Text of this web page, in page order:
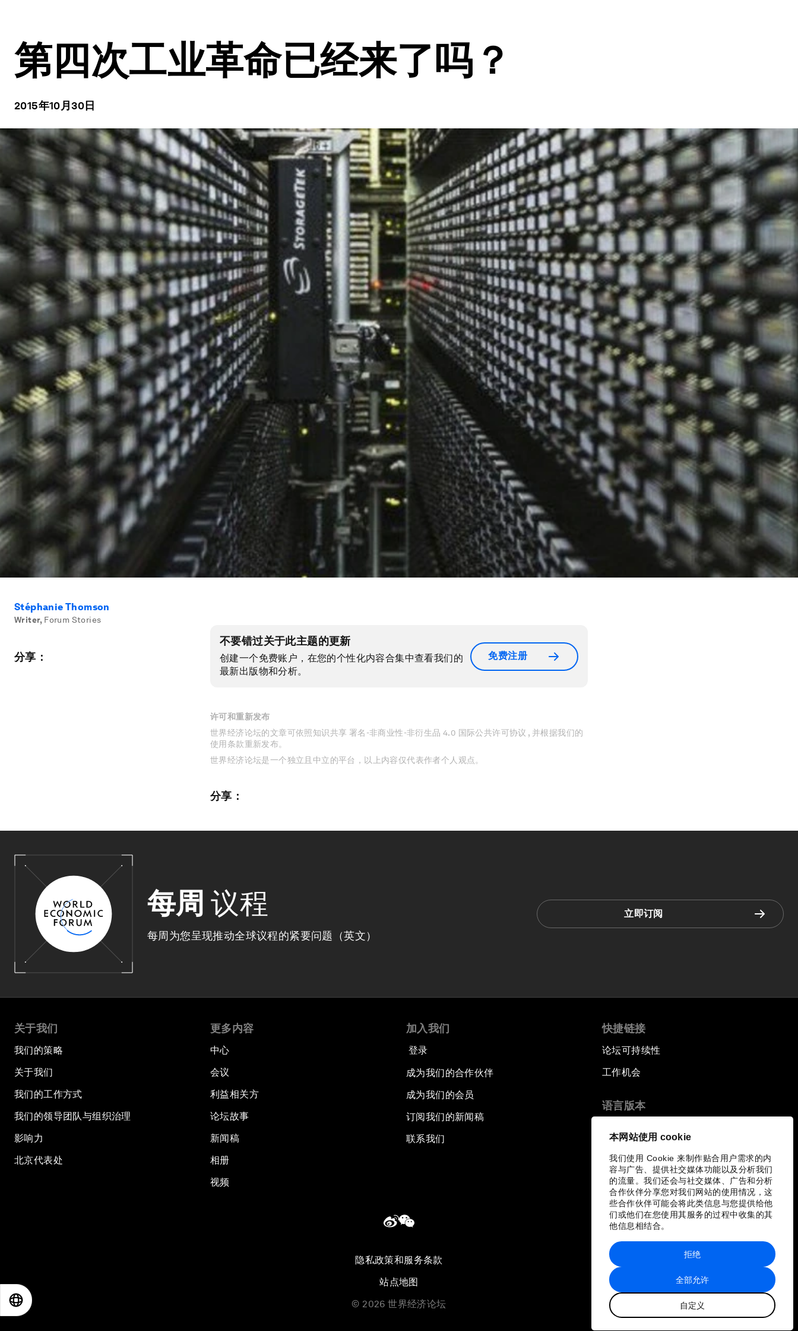
本网站使用 cookie
我们使用 Cookie 来制作贴合用户需求的内
容与广告、提供社交媒体功能以及分析我们
的流量。我们还会与社交媒体、广告和分析
合作伙伴分享您对我们网站的使用情况，这
些合作伙伴可能会将此类信息与您提供给他
们或他们在您使用其服务的过程中收集的其
他信息相结合。
全部允许
自定义
拒绝
第四次工业革命已经来了吗？
2015年10月30日
Stéphanie Thomson
Writer, Forum Stories
分享：
不要错过关于此主题的更新
创建一个免费账户，在您的个性化内容合集中查看我们的
最新出版物和分析。
免费注册
许可和重新发布
世界经济论坛的文章可依照知识共享 署名-非商业性-非衍生品 4.0 国际公共许可协议 , 并根据我们的
使用条款重新发布。
世界经济论坛是一个独立且中立的平台，以上内容仅代表作者个人观点。
分享：
每周 议程
每周为您呈现推动全球议程的紧要问题（英文）
立即订阅
关于我们
我们的策略
关于我们
我们的工作方式
我们的领导团队与组织治理
影响力
北京代表处
更多内容
中心
会议
利益相关方
论坛故事
新闻稿
相册
视频
加入我们
登录
成为我们的合作伙伴
成为我们的会员
订阅我们的新闻稿
联系我们
快捷链接
论坛可持续性
工作机会
语言版本
隐私政策和服务条款
站点地图
© 2026 世界经济论坛